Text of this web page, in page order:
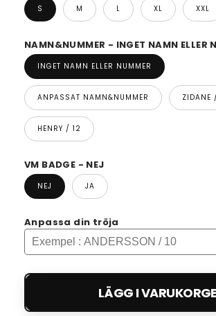
S M L XL XXL
NAMN&NUMMER - INGET NAMN ELLER
INGET NAMN ELLER NUMMER
ANPASSAT NAMN&NUMMER ZIDANE
HENRY / 12
VM BADGE - NEJ
NEJ JA
Anpassa din tröja
LÄGG I